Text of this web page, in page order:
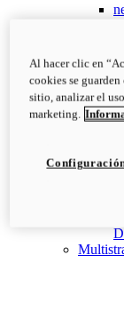
Al hacer clic en
cookies se
sitio, analizar el
marketing.